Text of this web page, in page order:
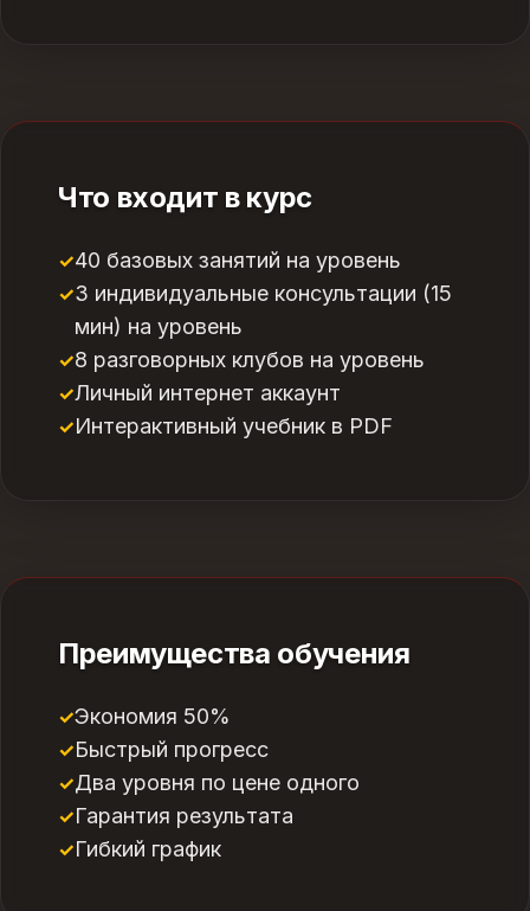
Что входит в курс
40 базовых занятий на уровень
3 индивидуальные консультации (15
мин) на уровень
8 разговорных клубов на уровень
Личный интернет аккаунт
Интерактивный учебник в PDF
Преимущества обучения
Экономия 50%
Быстрый прогресс
Два уровня по цене одного
Гарантия результата
Гибкий график